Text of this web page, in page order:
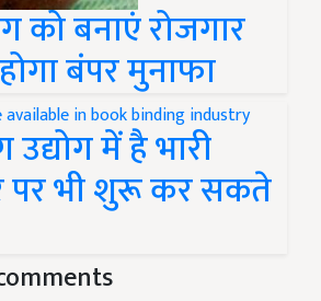
को बनाएं रोजगार
बंपर मुनाफा
में है भारी
पर भी शुरू कर सकते